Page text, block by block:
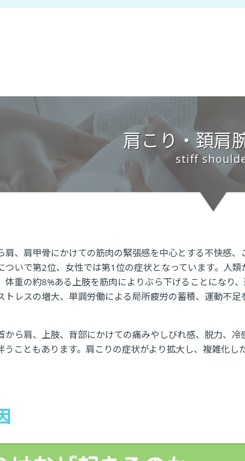
肩こり・頚肩
stiff
肩、肩甲骨にかけての筋肉の緊張感を中心とする不快感
ついで第2位、女性では第1位の症状となっています。人
体重の約8%ある上肢を筋肉によりぶら下げることになり
トレスの増大、単調労働による局所疲労の蓄積、運動不
から肩、上肢、背部にかけての痛みやしびれ感、脱力、
うこともあります。肩こりの症状がより拡大し、複雑化し